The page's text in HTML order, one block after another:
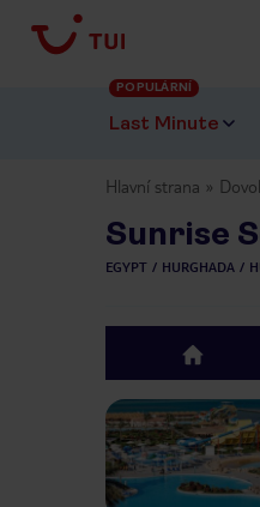
Last Minute
POPULÁRNÍ
Hlavní strana
Sunrise
EGYPT HURGHADA
top
Previous slide